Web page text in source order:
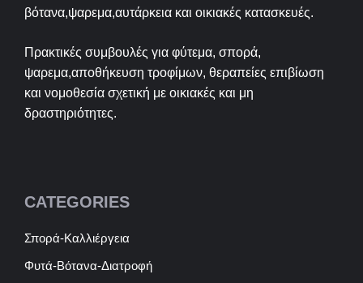
βότανα,ψαρεμα,αυτάρκεια και οικιακές κατασκευές.
Πρακτικές συμβουλές για φύτεμα, σπορά,
ψαρεμα,αποθήκευση τροφίμων, θεραπείες επιβίωση
και νομοθεσία σχετική με οικιακές και μη
δραστηριότητες.
CATEGORIES
Σπορά-Καλλιέργεια
Φυτά-Βότανα-Διατροφή